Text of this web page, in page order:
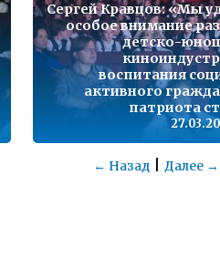
Сергей Кравцов: «Мы
особое внимание
детско-
воспитания
активного
патриота
← Назад Далее →